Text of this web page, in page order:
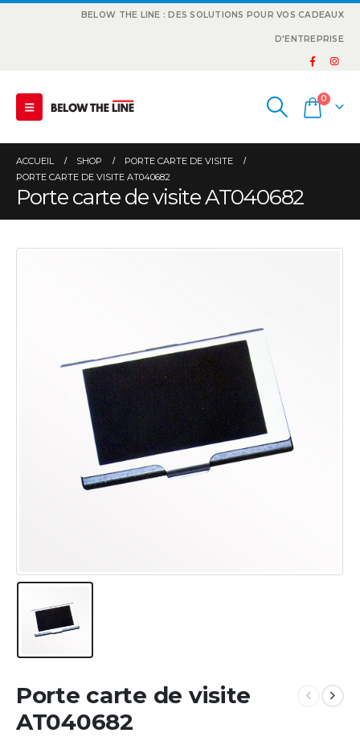
BELOW THE LINE : DES SOLUTIONS POUR VOS CADEAUX
D'ENTREPRISE
0
ACCUEIL SHOP
PORTE CARTE DE VISITE
PORTE CARTE DE VISITE AT040682
Porte carte de visite AT040682
Porte carte de visite
AT040682